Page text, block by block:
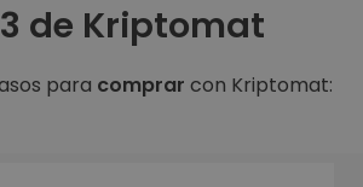
de Kriptomat
para comprar con Kriptomat: